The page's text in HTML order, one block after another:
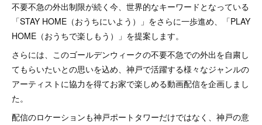
不要不急の外出制限が続く今、世界的なキーワードとなっている
「STAY HOME（おうちにいよう）」をさらに一歩進め、「PLAY
HOME（おうちで楽しもう）」を提案します。
さらには、このゴールデンウィークの不要不急での外出を自粛し
てもらいたいとの思いを込め、神戸で活躍する様々なジャンルの
アーティストに協力を得てお家で楽しめる動画配信を企画しまし
た。
配信のロケーションも神戸ポートタワーだけではなく、神戸の意